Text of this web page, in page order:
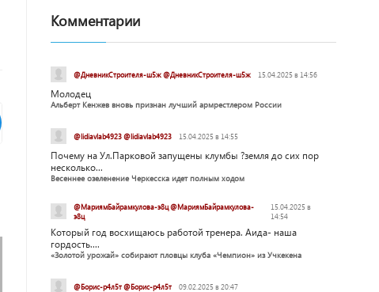
Комментарии
@ДневникСтроителя-ш5ж @ДневникСтроителя-ш5ж 15.04.2025 в 14:56
Молодец
Альберт Кенжев вновь признан лучший армрестлером России
@lidiavlab4923 @lidiavlab4923 15.04.2025 в 14:55
Почему на Ул.Парковой запущены клумбы ?земля до сих пор
несколько...
Весеннее озеленение Черкесска идет полным ходом
@МариямБайрамкулова-э8ц @МариямБайрамкулова-
э8ц
15.04.2025 в
14:54
Который год восхищаюсь работой тренера. Аида- наша
гордость....
«Золотой урожай» собирают пловцы клуба «Чемпион» из Учкекена
@Борис-р4л5т @Борис-р4л5т 09.02.2025 в 20:47